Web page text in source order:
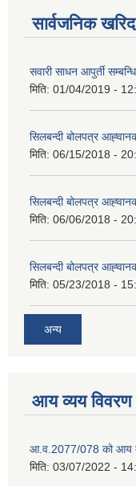
सार्वजनिक
सवारी साधन आपुर्ती
मिति: 01/04/2019 -
सिलबन्दी बोलपत्र
मिति: 06/15/2018 -
सिलबन्दी बोलपत्र
मिति: 06/06/2018 -
सिलबन्दी बोलपत्र
मिति: 05/23/2018 -
अन्य
आय व्यय विवरण
आ.व.2077/078 को आय
मिति: 03/07/2022 -